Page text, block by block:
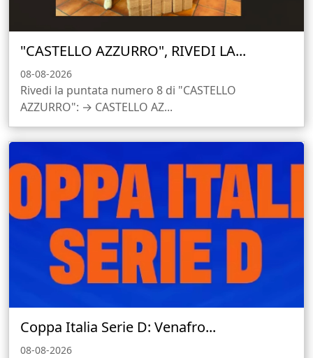
"CASTELLO AZZURRO", RIVEDI LA...
08-08-2026
Rivedi la puntata numero 8 di "CASTELLO
AZZURRO": → CASTELLO AZ...
Coppa Italia Serie D: Venafro...
08-08-2026